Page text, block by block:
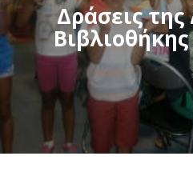
Δράσεις